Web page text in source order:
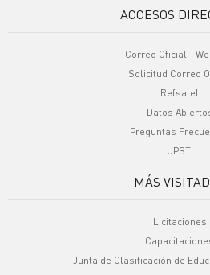
ACCESOS
Correo Oficial -
Solicitud Correo
Refsatel
Datos
Preguntas
UPSTI
MÁS
Licitaciones
Junta de Clasificación de